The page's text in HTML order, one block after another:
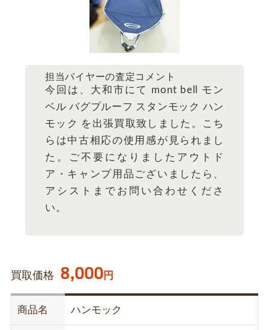
担当バイヤーの査定コメント
今回は、大和市にて mont bell モン
ベル バグプルーフ スタンモック ハン
モック を出張買取致しました。こち
らは中古相応の使用感が見られまし
た。ご不要になりましたアウトド
ア・キャンプ用品ございましたら、
アシストまでお問い合わせくださ
い。
買取価格 8,000円
商品名 ハンモック